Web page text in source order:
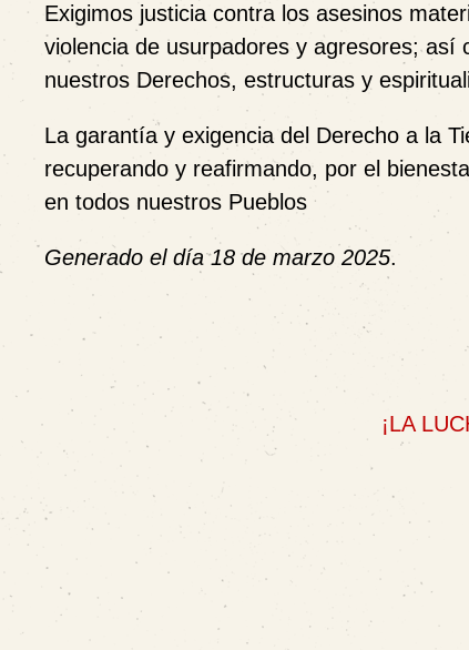
Exigimos justicia contra los asesinos
violencia de usurpadores y agresores;
nuestros Derechos, estructuras y
La garantía y exigencia del Derecho a la
recuperando y reafirmando, por el
en todos nuestros Pueblos
Generado el día 18 de marzo 2025.
¡LA